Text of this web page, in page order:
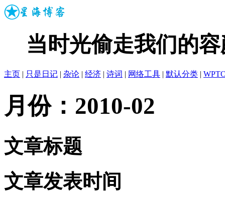
当时光偷走我们的容
主页 | 只是日记 | 杂论 | 经济 | 诗词 | 网络工具 | 默认分类 |
月份：2010-02
文章标题
文章发表时间